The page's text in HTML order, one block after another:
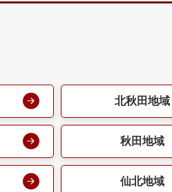
北秋田地域
秋田地域
仙北地域